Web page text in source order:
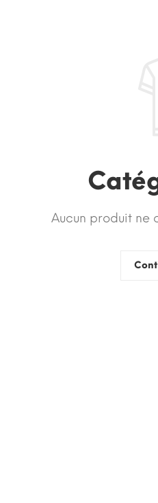
Aucun produit ne